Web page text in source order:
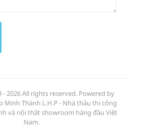
2026 All rights reserved. Powered by
Minh Thành L.H.P - Nhà thầu thi công
và nội thất showroom hàng đầu Việt
Nam.